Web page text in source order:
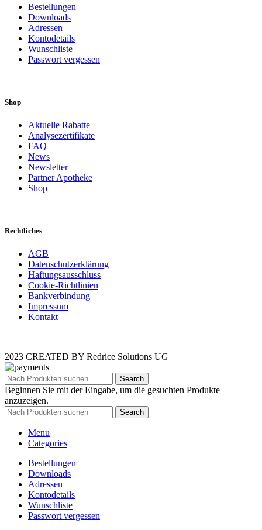
Bestellungen
Downloads
Adressen
Kontodetails
Wunschliste
Passwort vergessen
Shop
Aktuelle Rabatte
Analysezertifikate
FAQ
News
Newsletter
Partner Apotheke
Shop
Rechtliches
AGB
Datenschutzerklärung
Haftungsausschluss
Cookie-Richtlinien
Bankverbindung
Impressum
Kontakt
2023 CREATED BY Redrice Solutions UG
Search
Beginnen Sie mit der Eingabe, um die gesuchten Produkte
anzuzeigen.
Search
Menu
Categories
Bestellungen
Downloads
Adressen
Kontodetails
Wunschliste
Passwort vergessen